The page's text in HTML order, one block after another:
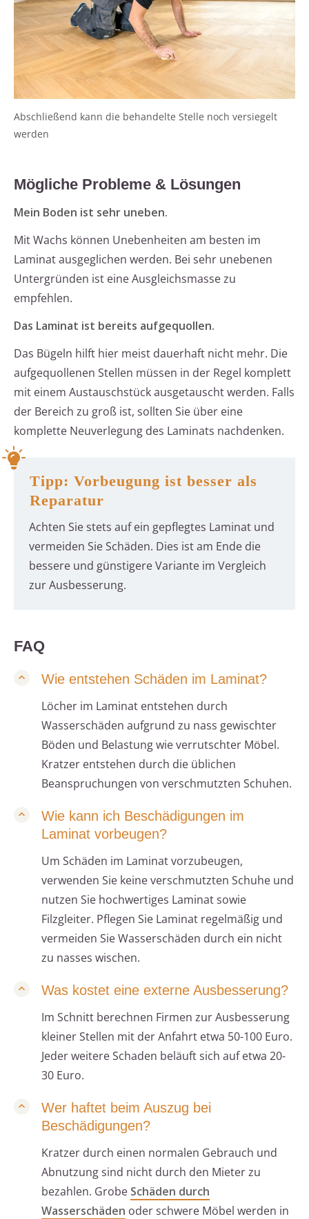
Abschließend kann die behandelte Stelle noch versiegelt
werden
Mögliche Probleme & Lösungen
Mein Boden ist sehr uneben.
Mit Wachs können Unebenheiten am besten im
Laminat ausgeglichen werden. Bei sehr unebenen
Untergründen ist eine Ausgleichsmasse zu
empfehlen.
Das Laminat ist bereits aufgequollen.
Das Bügeln hilft hier meist dauerhaft nicht mehr. Die
aufgequollenen Stellen müssen in der Regel komplett
mit einem Austauschstück ausgetauscht werden. Falls
der Bereich zu groß ist, sollten Sie über eine
komplette Neuverlegung des Laminats nachdenken.
Tipp: Vorbeugung ist besser als
Reparatur
Achten Sie stets auf ein gepflegtes Laminat und
vermeiden Sie Schäden. Dies ist am Ende die
bessere und günstigere Variante im Vergleich
zur Ausbesserung.
FAQ
Wie entstehen Schäden im Laminat?
Löcher im Laminat entstehen durch
Wasserschäden aufgrund zu nass gewischter
Böden und Belastung wie verrutschter Möbel.
Kratzer entstehen durch die üblichen
Beanspruchungen von verschmutzten Schuhen.
Wie kann ich Beschädigungen im
Laminat vorbeugen?
Um Schäden im Laminat vorzubeugen,
verwenden Sie keine verschmutzten Schuhe und
nutzen Sie hochwertiges Laminat sowie
Filzgleiter. Pflegen Sie Laminat regelmäßig und
vermeiden Sie Wasserschäden durch ein nicht
zu nasses wischen.
Was kostet eine externe Ausbesserung?
Im Schnitt berechnen Firmen zur Ausbesserung
kleiner Stellen mit der Anfahrt etwa 50-100 Euro.
Jeder weitere Schaden beläuft sich auf etwa 20-
30 Euro.
Wer haftet beim Auszug bei
Beschädigungen?
Kratzer durch einen normalen Gebrauch und
Abnutzung sind nicht durch den Mieter zu
bezahlen. Grobe Schäden durch
Wasserschäden oder schwere Möbel werden in